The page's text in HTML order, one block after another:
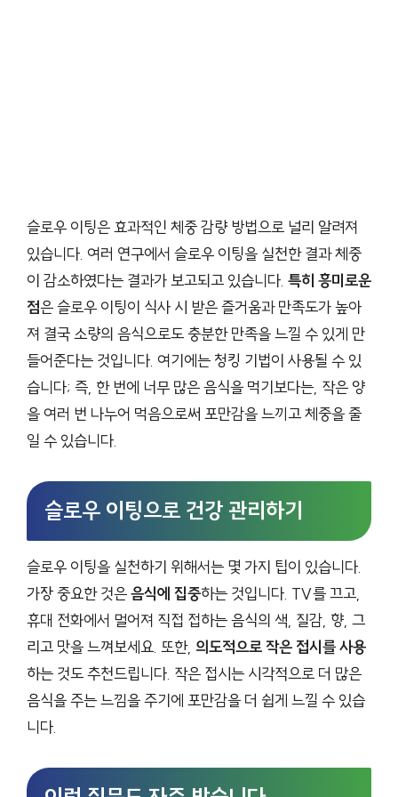
슬로우 이팅은 효과적인 체중 감량 방법으로 널리 알려져
있습니다. 여러 연구에서 슬로우 이팅을 실천한 결과 체중
이 감소하였다는 결과가 보고되고 있습니다. 특히 흥미로운
점은 슬로우 이팅이 식사 시 받은 즐거움과 만족도가 높아
져 결국 소량의 음식으로도 충분한 만족을 느낄 수 있게 만
들어준다는 것입니다. 여기에는 청킹 기법이 사용될 수 있
습니다; 즉, 한 번에 너무 많은 음식을 먹기보다는, 작은 양
을 여러 번 나누어 먹음으로써 포만감을 느끼고 체중을 줄
일 수 있습니다.
슬로우 이팅으로 건강 관리하기
슬로우 이팅을 실천하기 위해서는 몇 가지 팁이 있습니다.
가장 중요한 것은음식에 집중하는 것입니다. TV를 끄고,
휴대 전화에서 멀어져 직접 접하는 음식의 색, 질감, 향, 그
리고 맛을 느껴보세요. 또한, 의도적으로 작은 접시를 사용
하는 것도 추천드립니다. 작은 접시는 시각적으로 더 많은
음식을 주는 느낌을 주기에 포만감을 더 쉽게 느낄 수 있습
니다.